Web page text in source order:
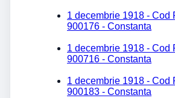
1 decembrie 1918 - Cod
900176 - Constanta
1 decembrie 1918 - Cod
900716 - Constanta
1 decembrie 1918 - Cod
900183 - Constanta